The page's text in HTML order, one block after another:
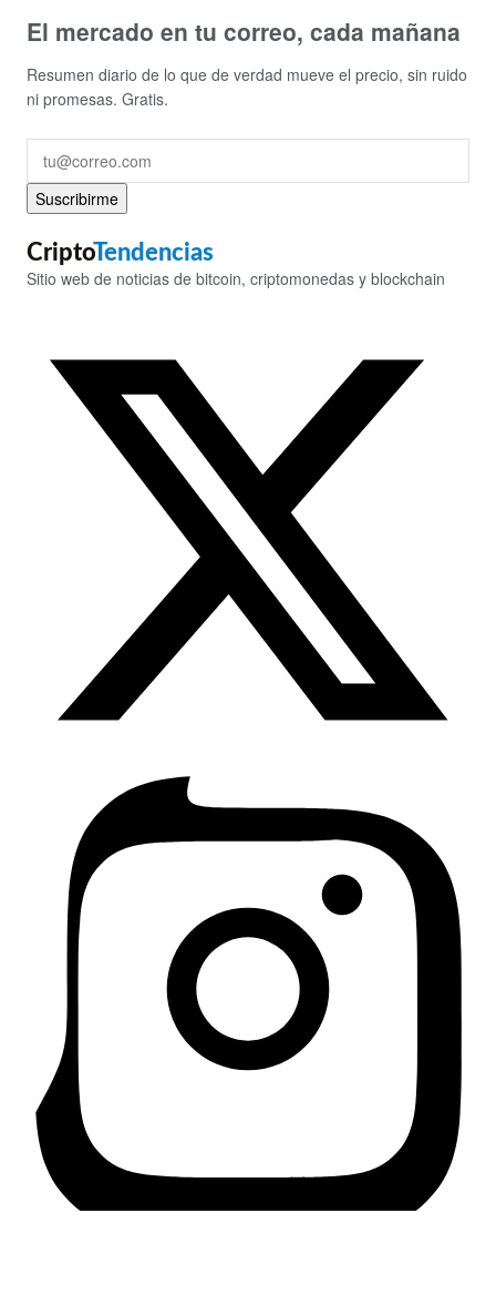
El mercado en tu correo, cada mañana
Resumen diario de lo que de verdad mueve el precio, sin ruido
ni promesas. Gratis.
Suscribirme
CriptoTendencias
Sitio web de noticias de bitcoin, criptomonedas y blockchain